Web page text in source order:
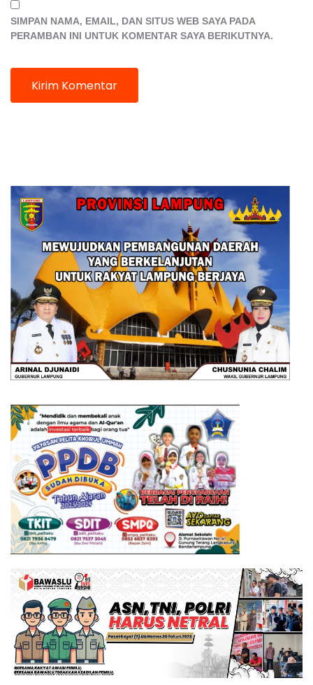
SIMPAN NAMA, EMAIL, DAN SITUS WEB SAYA PADA
PERAMBAN INI UNTUK KOMENTAR SAYA BERIKUTNYA.